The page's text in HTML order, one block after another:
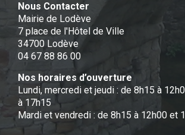
Nous Contacter
Mairie de Lodève
7 place de l'Hôtel de Ville
34700 Lodève
04 67 88 86 00
Nos horaires d’ouverture
Lundi, mercredi et jeudi : de 8h15 à
à 17h15
Mardi et vendredi : de 8h15 à 12h00 et